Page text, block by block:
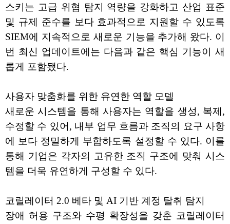
스키는 고급 위협 탐지 역량을 강화하고 산업 표준
및 규제 준수를 보다 효과적으로 지원할 수 있도록
SIEM에 지속적으로 새로운 기능을 추가해 왔다. 이
번 최신 업데이트에는 다음과 같은 핵심 기능이 새
롭게 포함됐다.
사용자 맞춤화를 위한 유연한 역할 모델
새로운 시스템을 통해 사용자는 역할을 생성, 복제,
수정할 수 있어, 내부 업무 흐름과 조직의 요구 사항
에 보다 정밀하게 부합하도록 설정할 수 있다. 이를
통해 기업은 각자의 고유한 조직 구조에 맞춰 시스
템을 더욱 유연하게 구성할 수 있다.
코릴레이터 2.0 베타 및 AI 기반 계정 탈취 탐지
장애 허용 구조와 수평 확장성을 갖춘 코릴레이터